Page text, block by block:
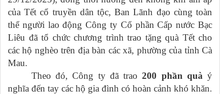
của Tết cổ truyền dân tộc, Ban Lãnh đạo cùng toàn
thể người lao động Công ty Cổ phần Cấp nước Bạc
Liêu đã tổ chức chương trình trao tặng quà Tết cho
các hộ nghèo trên địa bàn các xã, phường của tỉnh Cà
Mau.
Theo đó, Công ty đã trao200 phần quà ý
nghĩa đến tay các hộ gia đình có hoàn cảnh khó khăn.